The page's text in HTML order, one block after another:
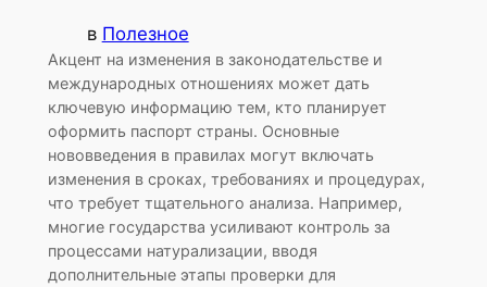
в Полезное
Акцент на изменения в законодательстве и
международных отношениях может дать
ключевую информацию тем, кто планирует
оформить паспорт страны. Основные
нововведения в правилах могут включать
изменения в сроках, требованиях и процедурах,
что требует тщательного анализа. Например,
многие государства усиливают контроль за
процессами натурализации, вводя
дополнительные этапы проверки для